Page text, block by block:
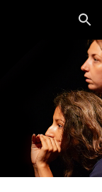
Skip to navigation